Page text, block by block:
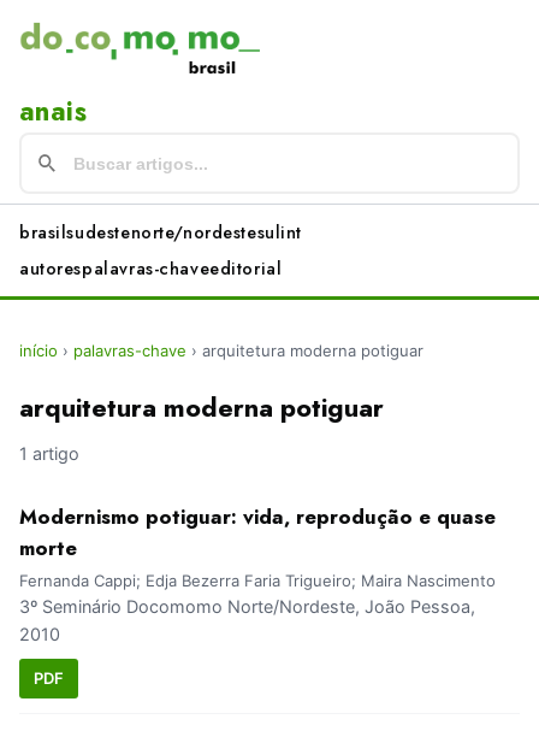
anais
brasilsudestenorte/nordestesulint
autorespalavras-chaveeditorial
início › palavras-chave › arquitetura moderna potiguar
arquitetura moderna potiguar
1 artigo
Modernismo potiguar: vida, reprodução e quase
morte
Fernanda Cappi; Edja Bezerra Faria Trigueiro; Maira Nascimento
3º Seminário Docomomo Norte/Nordeste, João Pessoa,
2010
PDF